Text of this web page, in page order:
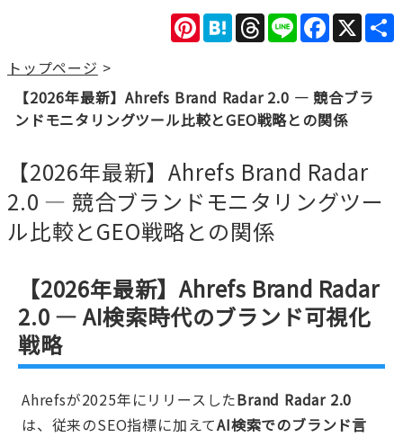
X
Facebook
Line
Threads
Hatena
Pinterest
トップページ >
【2026年最新】Ahrefs Brand Radar 2.0 — 競合ブラ
ンドモニタリングツール比較とGEO戦略との関係
【2026年最新】Ahrefs Brand Radar
2.0 — 競合ブランドモニタリングツー
ル比較とGEO戦略との関係
【2026年最新】Ahrefs Brand Radar
2.0 — AI検索時代のブランド可視化
戦略
Ahrefsが2025年にリリースしたBrand Radar 2.0
は、従来のSEO指標に加えてAI検索でのブランド言